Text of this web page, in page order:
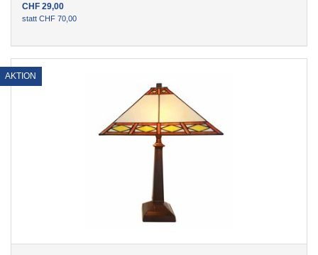
CHF 29,00
statt CHF 70 00
AKTION